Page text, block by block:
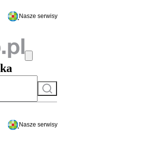
Nasze serwisy
Szukaj
Nasze serwisy